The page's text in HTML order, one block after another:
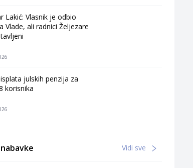
Lakić: Vlasnik je odbio
Vlade, ali radnici Željezare
julskih penzija za
korisnika
Vidi sve